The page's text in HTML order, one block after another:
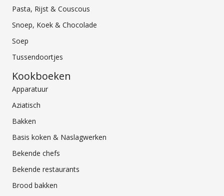
Pasta, Rijst & Couscous
Snoep, Koek & Chocolade
Soep
Tussendoortjes
Kookboeken
Apparatuur
Aziatisch
Bakken
Basis koken & Naslagwerken
Bekende chefs
Bekende restaurants
Brood bakken